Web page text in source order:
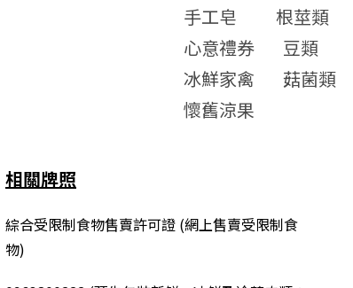
手工皂
根莖類
心意禮券
豆類
冰鮮家禽
菇菌類
懷舊涼果
相關牌照
綜合受限制食物售賣許可證 (網上售賣受限制食
物)